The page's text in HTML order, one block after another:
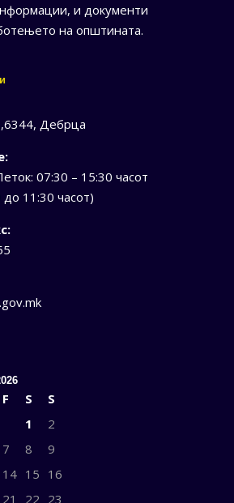
и документи
на општината.
Дебрца
07:30 – 15:30 часот
11:30 часот)
F S
S
1
2
7 8
9
14 15 16
21 22 23